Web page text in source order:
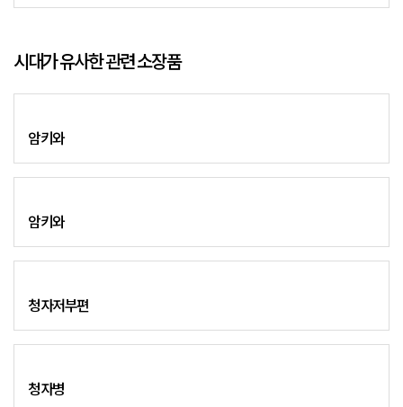
시대가 유사한 관련 소장품
암키와
암키와
청자저부편
청자병